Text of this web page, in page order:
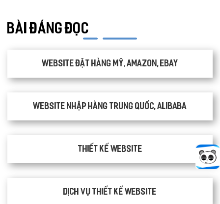
BÀI ĐÁNG ĐỌC
Website đặt hàng Mỹ, Amazon, Ebay
Website nhập hàng Trung Quốc, Alibaba
Thiết kế website
Dịch vụ thiết kế website